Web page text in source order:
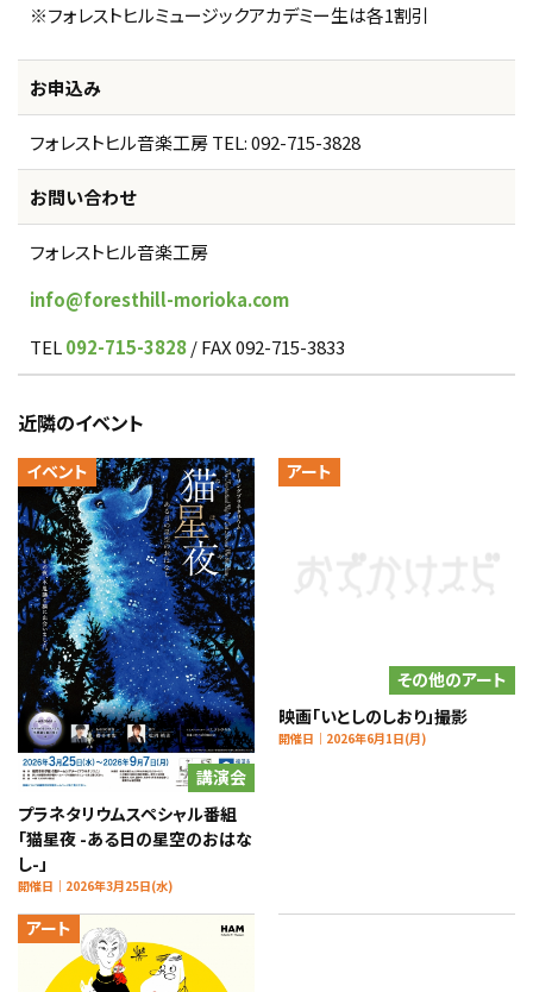
※フォレストヒルミュージックアカデミー生は各1割引
お申込み
フォレストヒル音楽工房 TEL: 092-715-3828
お問い合わせ
フォレストヒル音楽工房
info@foresthill-morioka.com
TEL092-715-3828/ FAX 092-715-3833
近隣のイベント
イベント
講演会
プラネタリウムスペシャル番組
「猫星夜 -ある日の星空のおはな
し-」
開催日｜2026年3月25日(水)
アート
その他のアート
映画「いとしのしおり」撮影
開催日｜2026年6月1日(月)
アート